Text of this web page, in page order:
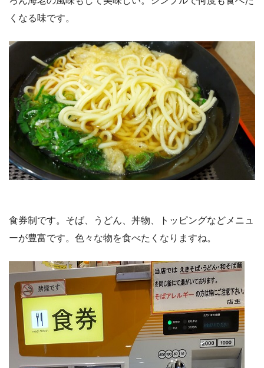
くなる味です。
食券制です。そば、うどん、丼物、トッピングなどメニュ
ーが豊富です。色々な物を食べたくなりますね。